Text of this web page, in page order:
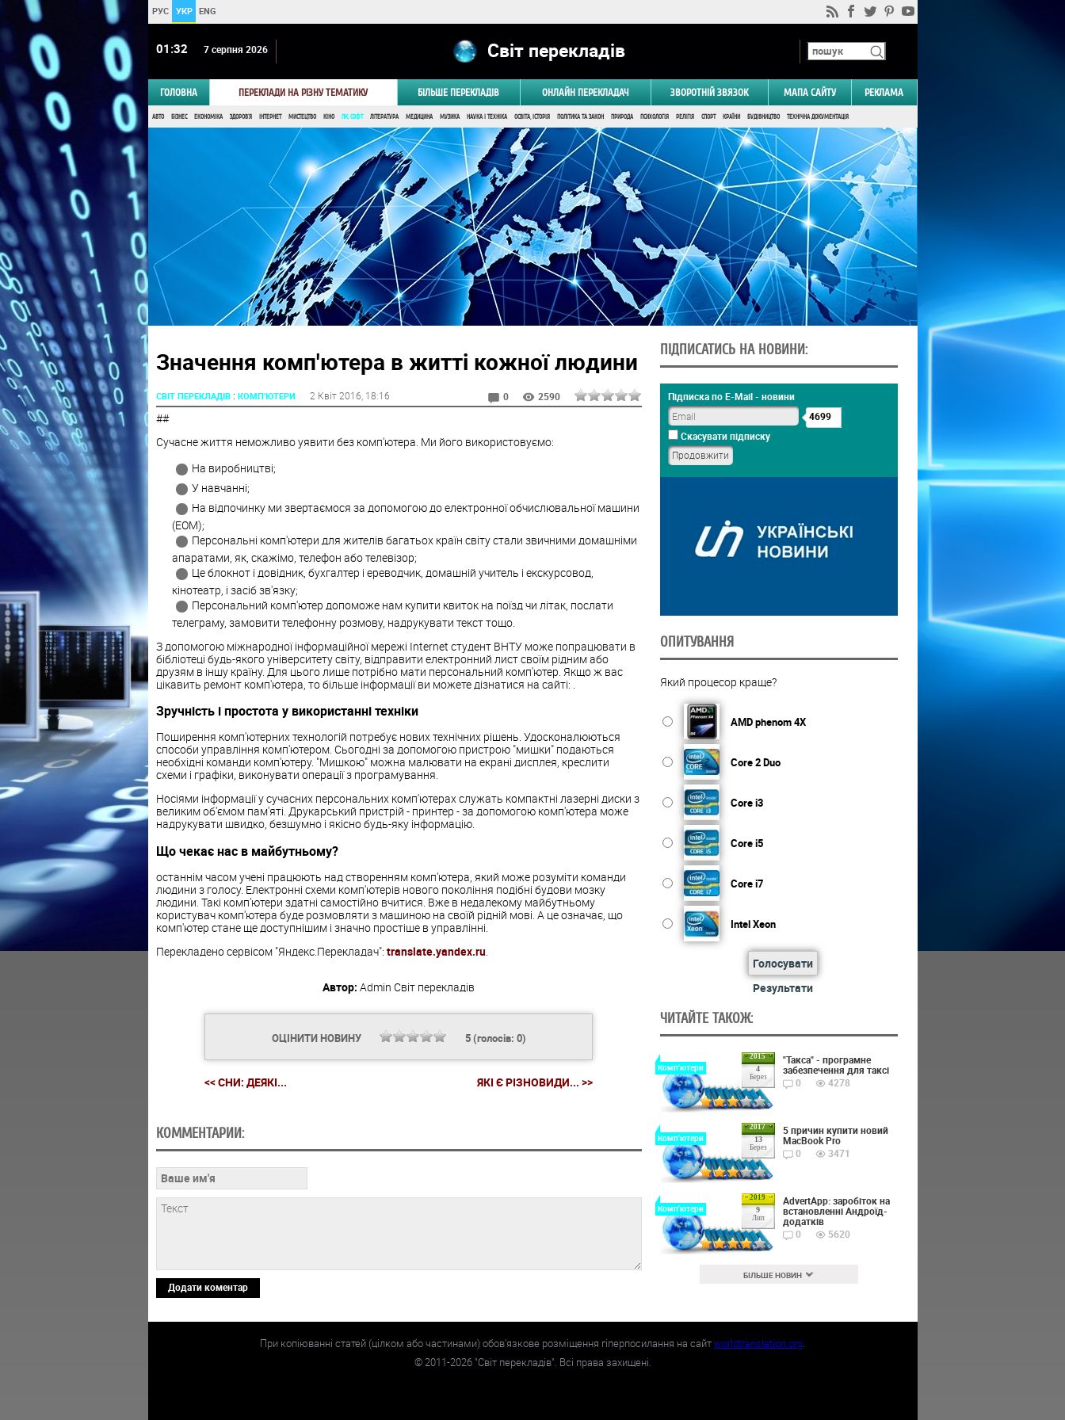
РУС УКР ENG
01 32 7 серпня 2026 Світ перекладів
ГОЛОВНА ПЕРЕКЛАДИ НА РІЗНУ ТЕМАТИКУ БІЛЬШЕ ПЕРЕКЛАДІВ ОНЛАЙН ПЕРЕКЛАДАЧ ЗВОРОТНІЙ ЗВЯЗОК МАПА САЙТУ РЕКЛАМА
АВТО БІЗНЕС ЕКОНОМІКА ЗДОРОВ'Я ІНТЕРНЕТ МИСТЕЦТВО КІНО ПК, СОФТ ЛІТЕРАТУРА МЕДИЦИНА МУЗИКА НАУКА І ТЕХНІКА ОСВІТА, ІСТОРІЯ ПОЛІТИКА ТА ЗАКОН ПРИРОДА ПСИХОЛОГІЯ РЕЛІГІЯ СПОРТ КРАЇНИ БУДІВНИЦТВО ТЕХНІЧНА ДОКУМЕНТАЦІЯ
Значення комп'ютера в житті кожної людини
СВІТ ПЕРЕКЛАДІВ: КОМП'ЮТЕРИ 2 Квіт 2016 , 18:16 0 2590
##
Сучасне життя неможливо уявити без комп'ютера. Ми його використовуємо:
На виробництві;
У навчанні;
На відпочинку ми звертаємося за допомогою до електронної обчислювальної машини
(ЕОМ);
Персональні комп'ютери для жителів багатьох країн світу стали звичними домашніми
апаратами, як, скажімо, телефон або телевізор;
Це блокнот і довідник, бухгалтер і ереводчик, домашній учитель і екскурсовод,
кінотеатр, і засіб зв'язку;
Персональний комп'ютер допоможе нам купити квиток на поїзд чи літак, послати
телеграму, замовити телефонну розмову, надрукувати текст тощо.
З допомогою міжнародної інформаційної мережі Internet студент ВНТУ може попрацювати в
бібліотеці будь-якого університету світу, відправити електронний лист своїм рідним або
друзям в іншу країну. Для цього лише потрібно мати персональний комп'ютер. Якщо ж вас
цікавить ремонт комп'ютера, то більше інформації ви можете дізнатися на сайті: .
Зручність і простота у використанні техніки
Поширення комп'ютерних технологій потребує нових технічних рішень. Удосконалюються
способи управління комп'ютером. Сьогодні за допомогою пристрою "мишки" подаються
необхідні команди комп'ютеру. "Мишкою" можна малювати на екрані дисплея, креслити
схеми і графіки, виконувати операції з програмування.
Носіями інформації у сучасних персональних комп'ютерах служать компактні лазерні диски з
великим об'ємом пам'яті. Друкарський пристрій - принтер - за допомогою комп'ютера може
надрукувати швидко, безшумно і якісно будь-яку інформацію.
Що чекає нас в майбутньому?
останнім часом учені працюють над створенням комп'ютера, який може розуміти команди
людини з голосу. Електронні схеми комп'ютерів нового покоління подібні будови мозку
людини. Такі комп'ютери здатні самостійно вчитися. Вже в недалекому майбутньому
користувач комп'ютера буде розмовляти з машиною на своїй рідній мові. А це означає, що
комп'ютер стане ще доступнішим і значно простіше в управлінні.
Перекладено сервісом "Яндекс.Перекладач": translate.yandex.ru.
Автор: Admin Світ перекладів
ОЦІНИТИ НОВИНУ 5(голосів: 0)
<< СНИ: ДЕЯКІ... ЯКІ Є РІЗНОВИДИ... >>
КОММЕНТАРИИ:
Додати коментар
ПІДПИСАТИСЬ НА НОВИНИ:
Підписка по E-Mail - новини
4699
Скасувати підписку
ОПИТУВАННЯ
Який процесор краще?
AMD phenom 4X
Core 2 Duo
Core i3
Core i5
Core i7
Intel Xeon
Голосувати
Результати
ЧИТАЙТЕ ТАКОЖ:
2015
4
Берез
Комп'ютери
"Такса" - програмне
забезпечення для таксі
0
4278
2017
13
Берез
Комп'ютери
5 причин купити новий
MacBook Pro
0
3471
2019
9
Лип
Комп'ютери
AdvertApp: заробіток на
встановленні Андроїд-
додатків
0
5620
БІЛЬШЕ НОВИН
При копіюванні статей (цілком або частинами) обов'язкове розміщення гіперпосилання на сайтworldtranslation.org.
©2011-2026"Світ перекладів". Всі права захищені.